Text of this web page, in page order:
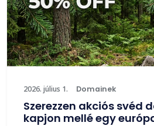
2026. július 1. Domainek
Szerezzen akciós svéd
kapjon mellé egy